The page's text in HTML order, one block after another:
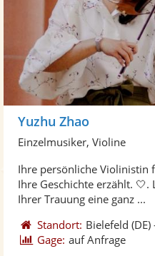
Yuzhu Zhao
Einzelmusiker, Violine
Ihre persönliche Violinistin
Ihre Geschichte erzählt.
Ihrer Trauung eine ganz ...
Standort: Bielefeld (DE)
Gage: auf Anfrage